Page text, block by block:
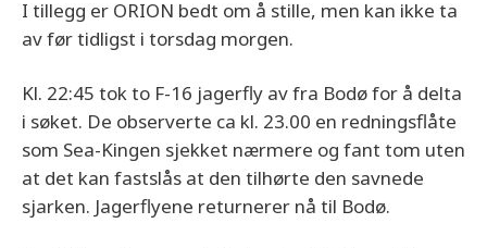
I tillegg er ORION bedt om å stille, men kan ikke ta
av før tidligst i torsdag morgen.
Kl. 22:45 tok to F-16 jagerfly av fra Bodø for å delta
i søket. De observerte ca kl. 23.00 en redningsflåte
som Sea-Kingen sjekket nærmere og fant tom uten
at det kan fastslås at den tilhørte den savnede
sjarken. Jagerflyene returnerer nå til Bodø.